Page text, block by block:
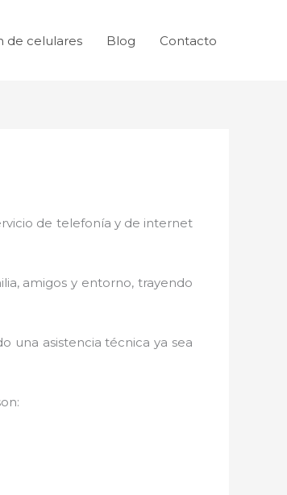
de celulares Blog Contacto
de telefonía y de internet
amigos y entorno, trayendo
una asistencia técnica ya sea